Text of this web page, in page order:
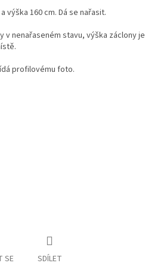
výška 160 cm.Dá se nařasit.
v nenařaseném stavu, výška záclony je
profilovému foto.
SE SDÍLET